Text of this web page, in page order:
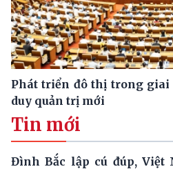
Phát triển đô thị trong giai
duy quản trị mới
Tin mới
Đình Bắc lập cú đúp, Việt